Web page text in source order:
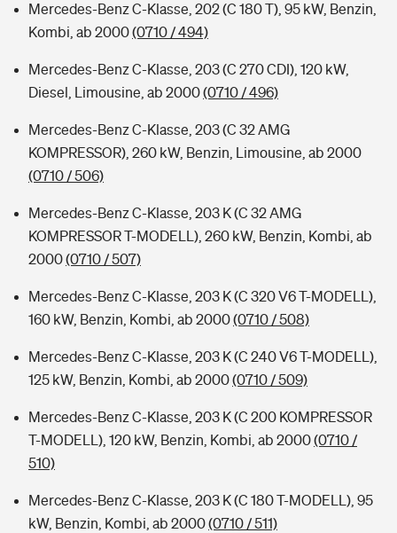
Mercedes-Benz C-Klasse, 202 (C 180 T), 95 kW, Benzin,
Kombi, ab 2000(0710 / 494)
Mercedes-Benz C-Klasse, 203 (C 270 CDI), 120 kW,
Diesel, Limousine, ab 2000(0710 / 496)
Mercedes-Benz C-Klasse, 203 (C 32 AMG
KOMPRESSOR), 260 kW, Benzin, Limousine, ab 2000
(0710 / 506)
Mercedes-Benz C-Klasse, 203 K (C 32 AMG
KOMPRESSOR T-MODELL), 260 kW, Benzin, Kombi, ab
2000(0710 / 507)
Mercedes-Benz C-Klasse, 203 K (C 320 V6 T-MODELL),
160 kW, Benzin, Kombi, ab 2000(0710 / 508)
Mercedes-Benz C-Klasse, 203 K (C 240 V6 T-MODELL),
125 kW, Benzin, Kombi, ab 2000(0710 / 509)
Mercedes-Benz C-Klasse, 203 K (C 200 KOMPRESSOR
T-MODELL), 120 kW, Benzin, Kombi, ab 2000(0710 /
510)
Mercedes-Benz C-Klasse, 203 K (C 180 T-MODELL), 95
kW, Benzin, Kombi, ab 2000(0710 / 511)